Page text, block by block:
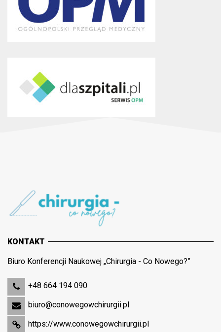
KONTAKT
Biuro Konferencji Naukowej „Chirurgia - Co Nowego?”
+48 664 194 090
biuro@conowegowchirurgii.pl
https://www.conowegowchirurgii.pl